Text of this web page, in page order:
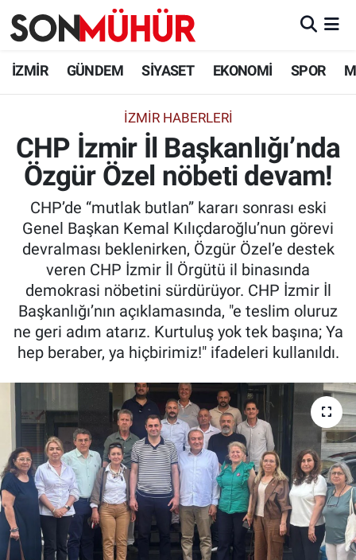
İZMİR GÜNDEM SİYASET EKONOMİ SPOR
İZMIR HABERLERI
CHP İzmir İl Başkanlığı’nda
Özgür Özel nöbeti devam!
CHP’de “mutlak butlan” kararı sonrası eski
Genel Başkan Kemal Kılıçdaroğlu’nun görevi
devralması beklenirken, Özgür Özel’e destek
veren CHP İzmir İl Örgütü il binasında
demokrasi nöbetini sürdürüyor. CHP İzmir İl
Başkanlığı’nın açıklamasında, "e teslim oluruz
ne geri adım atarız. Kurtuluş yok tek başına; Ya
hep beraber, ya hiçbirimiz!" ifadeleri kullanıldı.
İzmir Nöbetçi Eczaneler
İzmir Namaz Vakitleri
İzmir Trafik Yoğunluk Haritası
Süper Lig Puan Durumu ve Fikstür
Tüm Manşetler
Son Dakika Haberleri
Haber Arşivi